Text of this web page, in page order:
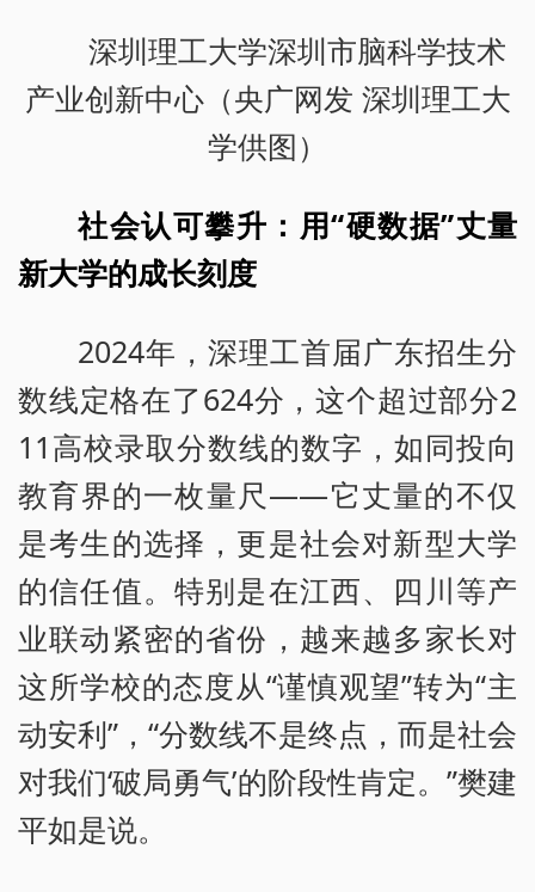
深圳理工大学深圳市脑科学技术
产业创新中心（央广网发 深圳理工大
学供图）
社会认可攀升：用“硬数据”丈量
新大学的成长刻度
2024年，深理工首届广东招生分
数线定格在了624分，这个超过部分2
11高校录取分数线的数字，如同投向
教育界的一枚量尺——它丈量的不仅
是考生的选择，更是社会对新型大学
的信任值。特别是在江西、四川等产
业联动紧密的省份，越来越多家长对
这所学校的态度从“谨慎观望”转为“主
动安利”，“分数线不是终点，而是社会
对我们‘破局勇气’的阶段性肯定。”樊建
平如是说。